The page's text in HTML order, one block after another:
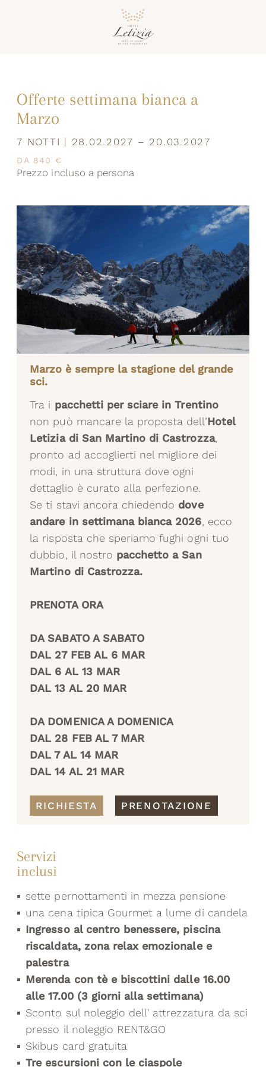
Offerte settimana bianca a
Marzo
7 NOTTI | 28.02.2027 – 20.03.2027
DA 840 €
Prezzo incluso a persona
Marzo è sempre la stagione del grande
sci.
Tra i pacchetti per sciare in Trentino
non può mancare la proposta dell’Hotel
Letizia di San Martino di Castrozza,
pronto ad accoglierti nel migliore dei
modi, in una struttura dove ogni
dettaglio è curato alla perfezione.
Se ti stavi ancora chiedendo dove
andare in settimana bianca 2026, ecco
la risposta che speriamo fughi ogni tuo
dubbio, il nostro pacchetto a San
Martino di Castrozza.
PRENOTA ORA
DA SABATO A SABATO
DAL 27 FEB AL 6 MAR
DAL 6 AL 13 MAR
DAL 13 AL 20 MAR
DA DOMENICA A DOMENICA
DAL 28 FEB AL 7 MAR
DAL 7 AL 14 MAR
DAL 14 AL 21 MAR
RICHIESTA PRENOTAZIONE
Servizi
inclusi
sette pernottamenti in mezza pensione
una cena tipica Gourmet a lume di candela
Ingresso al centro benessere, piscina
riscaldata, zona relax emozionale e
palestra
Merenda con tè e biscottini dalle 16.00
alle 17.00 (3 giorni alla settimana)
Sconto sul noleggio dell' attrezzatura da sci
presso il noleggio RENT&GO
Skibus card gratuita
Tre escursioni con le ciaspole